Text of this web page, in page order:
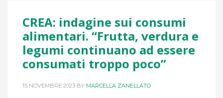
CREA: indagine sui consumi
alimentari. “Frutta, verdura e
legumi continuano ad essere
consumati troppo poco”
15 NOVEMBRE 2023 BY MARCELLA ZANELLATO